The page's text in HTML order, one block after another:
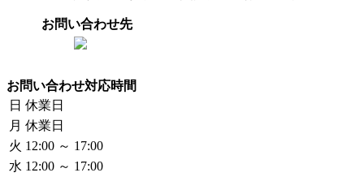
お問い合わせ先
お問い合わせ対応時間
日 休業日
月 休業日
火 12:00 ～ 17:00
水 12:00 ～ 17:00